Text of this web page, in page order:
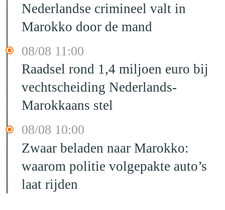
Nederlandse crimineel valt in
Marokko door de mand
08/08 11:00
Raadsel rond 1,4 miljoen euro bij
vechtscheiding Nederlands-
Marokkaans stel
08/08 10:00
Zwaar beladen naar Marokko:
waarom politie volgepakte auto’s
laat rijden